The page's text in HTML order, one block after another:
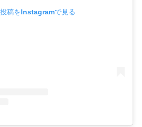
稿をInstagramで見る